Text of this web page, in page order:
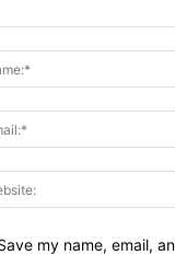
my name, email,